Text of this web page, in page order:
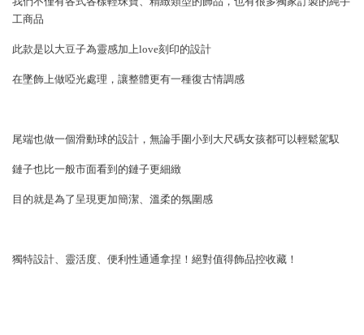
工商品
此款是以大豆子為靈感加上love刻印的設計
在墜飾上做啞光處理，讓整體更有一種復古情調感
尾端也做一個滑動球的設計，無論手圍小到大尺碼女孩都可以輕鬆駕馭
鏈子也比一般市面看到的鏈子更細緻
目的就是為了呈現更加簡潔、溫柔的氛圍感
獨特設計、靈活度、便利性通通拿捏！絕對值得飾品控收藏！